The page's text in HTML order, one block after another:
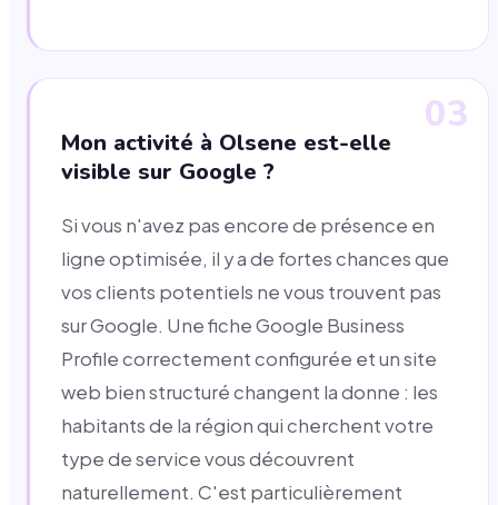
03
Mon activité à Olsene est-elle
visible sur Google ?
Si vous n'avez pas encore de présence en
ligne optimisée, il y a de fortes chances que
vos clients potentiels ne vous trouvent pas
sur Google. Une fiche Google Business
Profile correctement configurée et un site
web bien structuré changent la donne : les
habitants de la région qui cherchent votre
type de service vous découvrent
naturellement. C'est particulièrement